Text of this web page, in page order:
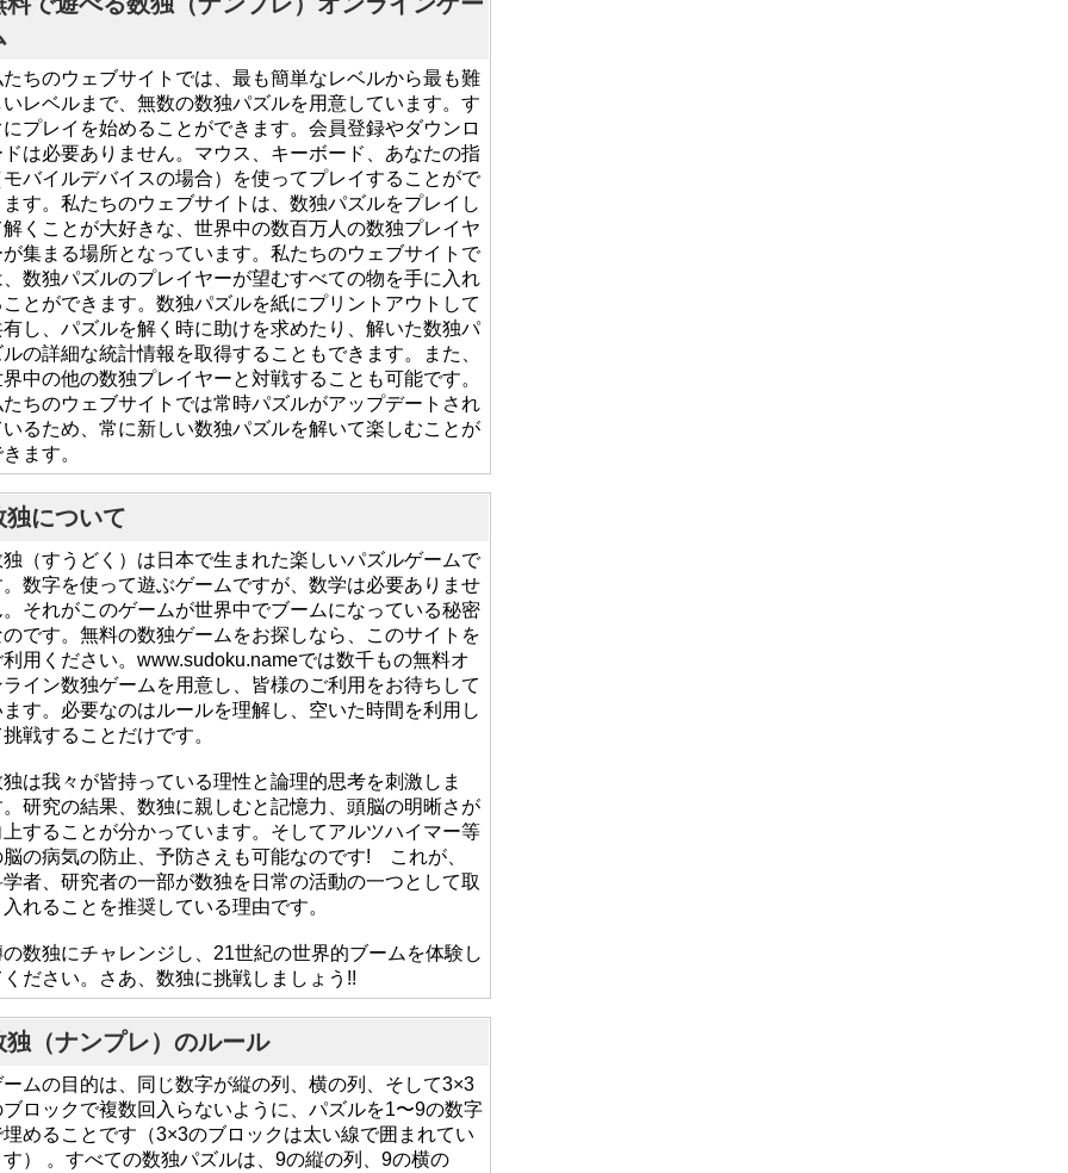
たちのウェブサイトでは、最も簡単なレベルから最も難
いレベルまで、無数の数独パズルを用意しています。す
にプレイを始めることができます。会員登録やダウンロ
ドは必要ありません。マウス、キーボード、あなたの指
モバイルデバイスの場合）を使ってプレイすることがで
ます。私たちのウェブサイトは、数独パズルをプレイし
解くことが大好きな、世界中の数百万人の数独プレイヤ
が集まる場所となっています。私たちのウェブサイトで
、数独パズルのプレイヤーが望むすべての物を手に入れ
ことができます。数独パズルを紙にプリントアウトして
有し、パズルを解く時に助けを求めたり、解いた数独パ
の詳細な統計情報を取得することもできます。また、
中の他の数独プレイヤーと対戦することも可能です。
たちのウェブサイトでは常時パズルがアップデートされ
いるため、常に新しい数独パズルを解いて楽しむことが
ます。
独について
独（すうどく）は日本で生まれた楽しいパズルゲームで
。数字を使って遊ぶゲームですが、数学は必要ありませ
。それがこのゲームが世界中でブームになっている秘密
のです。無料の数独ゲームをお探しなら、このサイトを
利用ください。www.sudoku.nameでは数千もの無料オ
ライン数独ゲームを用意し、皆様のご利用をお待ちして
ます。必要なのはルールを理解し、空いた時間を利用し
戦することだけです。
独は我々が皆持っている理性と論理的思考を刺激しま
。研究の結果、数独に親しむと記憶力、頭脳の明晰さが
上することが分かっています。そしてアルツハイマー等
脳の病気の防止、予防さえも可能なのです! これが、
学者、研究者の一部が数独を日常の活動の一つとして取
れることを推奨している理由です。
の数独にチャレンジし、21世紀の世界的ブームを体験し
ください。さあ、数独に挑戦しましょう!!
独（ナンプレ）のルール
ームの目的は、同じ数字が縦の列、横の列、そして3×3
ブロックで複数回入らないように、パズルを1〜9の数字
埋めることです（3×3のブロックは太い線で囲まれてい
す） 。すべての数独パズルは、9の縦の列、9の横の